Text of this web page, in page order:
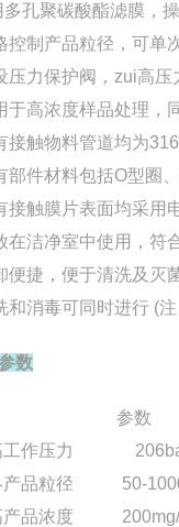
多孔聚碳酸酯滤膜，
控制产品粒径，可单
压力保护阀，zui高压
于高浓度样品处理，
接触物料管道均为316L
部件材料包括O型圈
接触膜片表面均采用
在洁净室中使用，符
便捷，便于清洗及灭
和消毒可同时进行 (
数
目 参
工作压力
产品粒径 50-
产品浓度